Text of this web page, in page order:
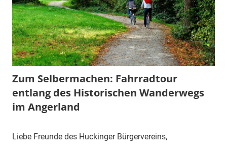
Zum Selbermachen: Fahrradtour
entlang des Historischen Wanderwegs
im Angerland
1.
1.
Mitteilung
Liebe Freunde des Huckinger Bürgervereins,